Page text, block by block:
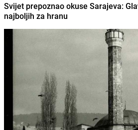
Svijet prepoznao okuse Sarajeva:
najboljih za hranu